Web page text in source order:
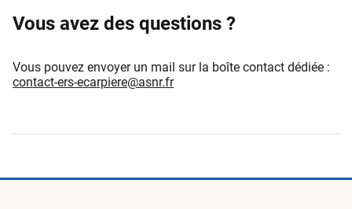
Vous avez des questions ?
Vous pouvez envoyer un mail sur la boîte contact dédiée :
contact-ers-ecarpiere@asnr.fr